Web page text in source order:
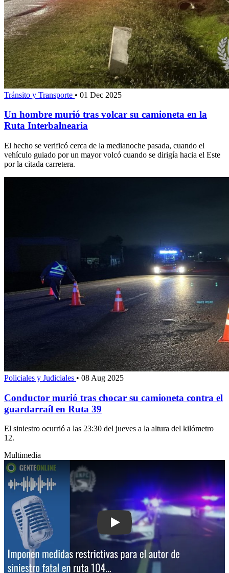
Tránsito y Transporte • 01 Dec 2025
Un hombre murió tras volcar su camioneta en la
Ruta Interbalnearia
El hecho se verificó cerca de la medianoche pasada, cuando el
vehículo guiado por un mayor volcó cuando se dirigía hacia el Este
por la citada carretera.
Policiales y Judiciales • 08 Aug 2025
Conductor murió tras chocar su camioneta contra el
guardarraíl en Ruta 39
El siniestro ocurrió a las 23:30 del jueves a la altura del kilómetro
12.
Multimedia
Play: Imponen medidas restrictivas